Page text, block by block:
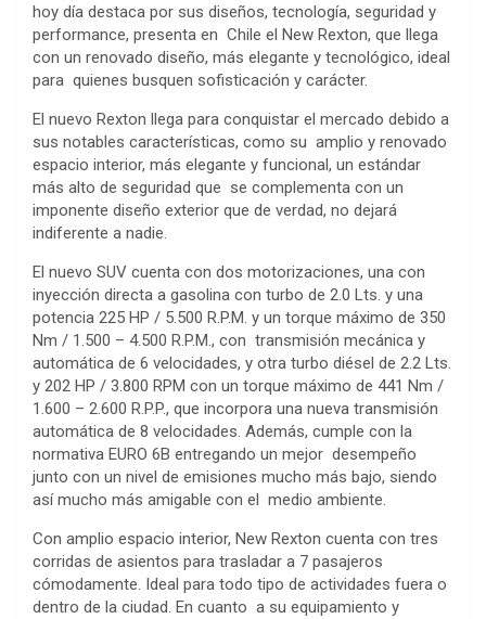
hoy día destaca por sus diseños, tecnología, seguridad y
performance, presenta en Chile el New Rexton, que llega
con un renovado diseño, más elegante y tecnológico, ideal
para quienes busquen sofisticación y carácter.
El nuevo Rexton llega para conquistar el mercado debido a
sus notables características, como su amplio y renovado
espacio interior, más elegante y funcional, un estándar
más alto de seguridad que se complementa con un
imponente diseño exterior que de verdad, no dejará
indiferente a nadie.
El nuevo SUV cuenta con dos motorizaciones, una con
inyección directa a gasolina con turbo de 2.0 Lts. y una
potencia 225 HP / 5.500 R.P.M. y un torque máximo de 350
Nm / 1.500 – 4.500 R.P.M., con transmisión mecánica y
automática de 6 velocidades, y otra turbo diésel de 2.2 Lts.
y 202 HP / 3.800 RPM con un torque máximo de 441 Nm /
1.600 – 2.600 R.P.P., que incorpora una nueva transmisión
automática de 8 velocidades. Además, cumple con la
normativa EURO 6B entregando un mejor desempeño
junto con un nivel de emisiones mucho más bajo, siendo
así mucho más amigable con el medio ambiente.
Con amplio espacio interior, New Rexton cuenta con tres
corridas de asientos para trasladar a 7 pasajeros
cómodamente. Ideal para todo tipo de actividades fuera o
dentro de la ciudad. En cuanto a su equipamiento y